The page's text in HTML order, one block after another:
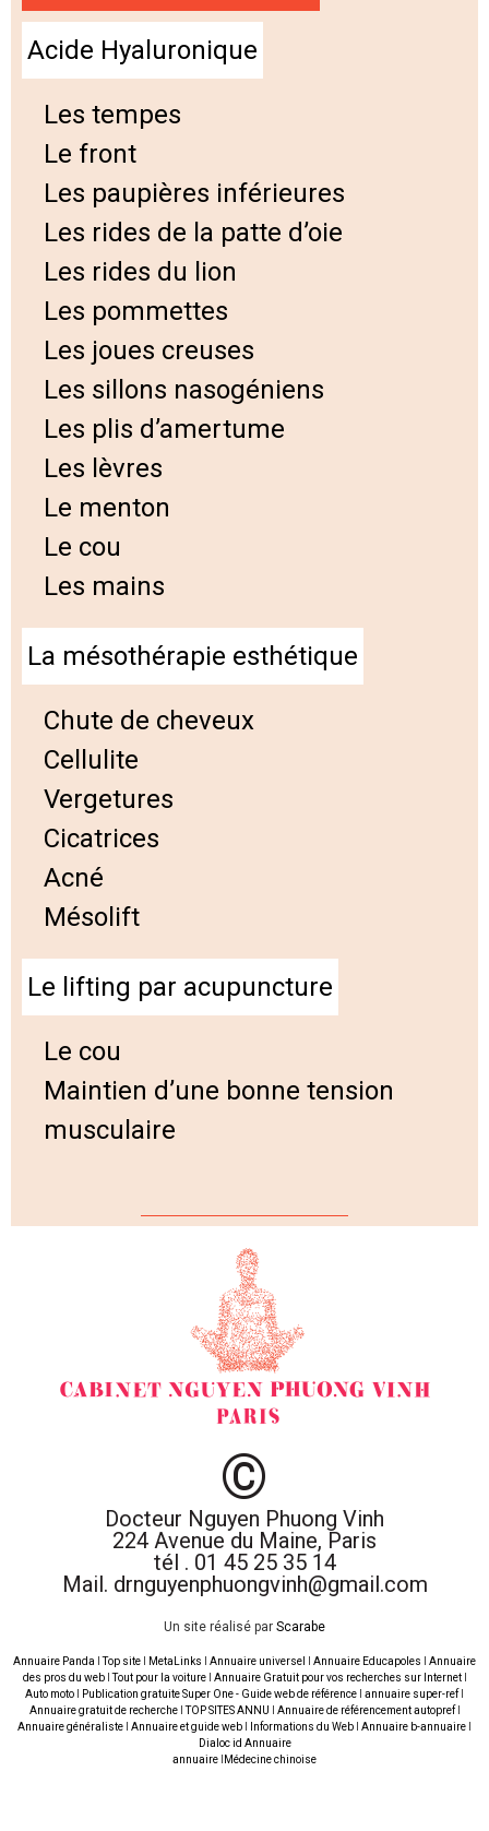
Acide Hyaluronique
Les tempes
Le front
Les paupières inférieures
Les rides de la patte d’oie
Les rides du lion
Les pommettes
Les joues creuses
Les sillons nasogéniens
Les plis d’amertume
Les lèvres
Le menton
Le cou
Les mains
La mésothérapie esthétique
Chute de cheveux
Cellulite
Vergetures
Cicatrices
Acné
Mésolift
Le lifting par acupuncture
Le cou
Maintien d’une bonne tension
musculaire
©
Docteur Nguyen Phuong Vinh
224 Avenue du Maine, Paris
tél . 01 45 25 35 14
Mail. drnguyenphuongvinh@gmail.com
Un site réalisé par Scarabe
Annuaire Panda ITop site MetaLinks Annuaire universel Annuaire Educapoles
Annuaire
des pros du webITout pour la voitureI Annuaire Gratuit pour vos recherches sur InternetI
Auto moto
Publication gratuite Super One - Guide web de référence annuaire super-ref
Annuaire gratuit de rechercheITOP SITES ANNU Annuaire de référencement autoprefI
Annuaire généraliste
Annuaire et guide web Informations du Web Annuaire b-annuaire
Dialoc id Annuaire
annuaire
Médecine chinoise